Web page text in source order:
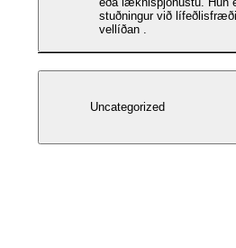
stuðningur við
vellíðan .
Uncategorized